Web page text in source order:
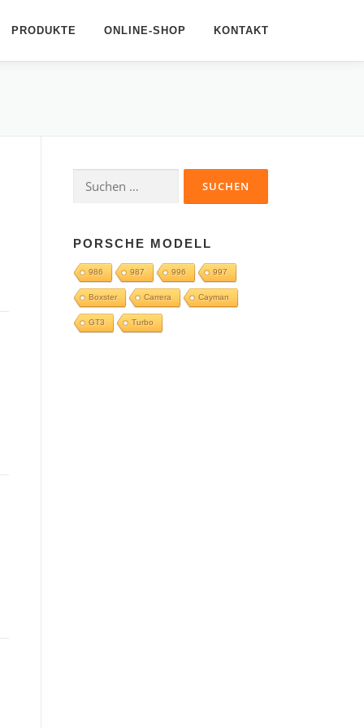
PRODUKTE ONLINE-SHOP KONTAKT
Suchen
nach:
PORSCHE MODELL
986 987 996 997
Boxster Carrera Cayman
GT3 Turbo